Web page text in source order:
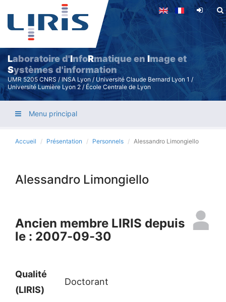
Aller
contenu
principal
Laboratoire d'InfoRmatique en Image et
Systèmes d'information
UMR 5205 CNRS / INSA Lyon / Université Claude Bernard Lyon 1 /
Université Lumière Lyon 2 / École Centrale de Lyon
Menu principal
Accueil Présentation Personnels Alessandro Limongiello
Alessandro Limongiello
Ancien membre LIRIS depuis
le : 2007-09-30
Qualité
(LIRIS)
Doctorant